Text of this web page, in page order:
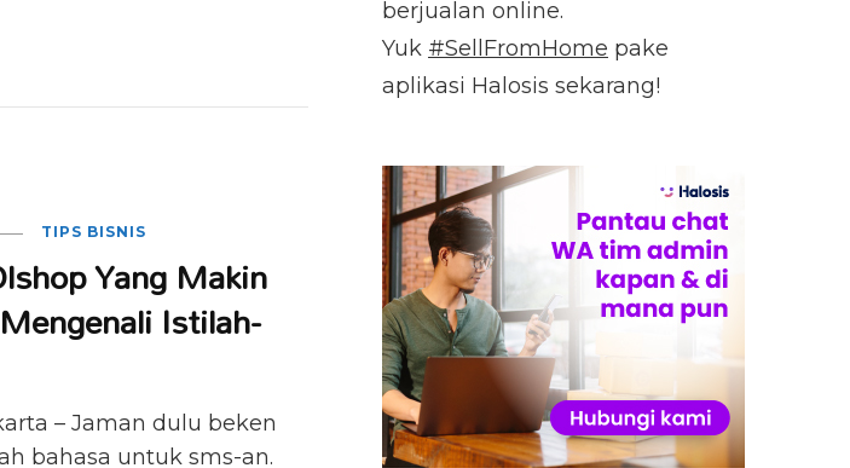
TIPS BISNIS
Yang Makin
Istilah-
– Jaman dulu beken
bahasa untuk sms-an.
berjualan online.
Yuk #SellFromHome pake
aplikasi Halosis sekarang!